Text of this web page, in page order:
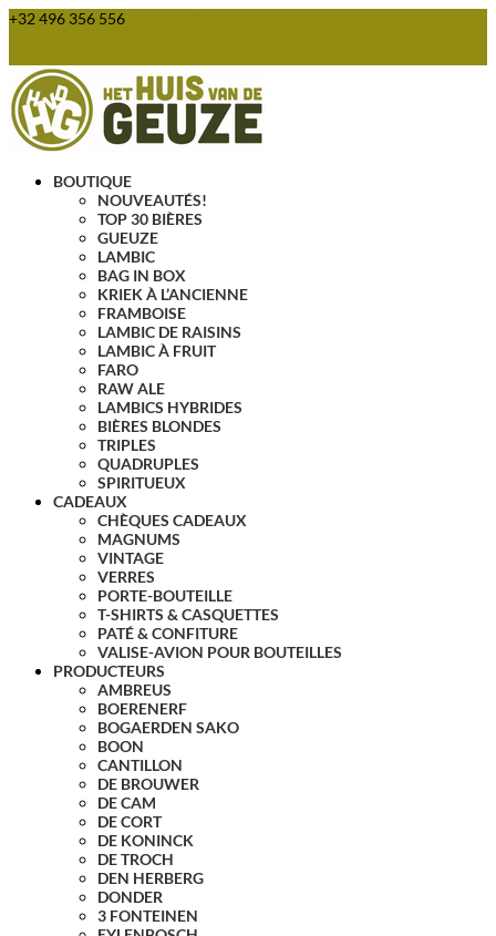
+32 496 356 556
BOUTIQUE
NOUVEAUTÉS!
TOP 30 BIÈRES
GUEUZE
LAMBIC
BAG IN BOX
KRIEK À L’ANCIENNE
FRAMBOISE
LAMBIC DE RAISINS
LAMBIC À FRUIT
FARO
RAW ALE
LAMBICS HYBRIDES
BIÈRES BLONDES
TRIPLES
QUADRUPLES
SPIRITUEUX
CADEAUX
CHÈQUES CADEAUX
MAGNUMS
VINTAGE
VERRES
PORTE-BOUTEILLE
T-SHIRTS & CASQUETTES
PATÉ & CONFITURE
VALISE-AVION POUR BOUTEILLES
PRODUCTEURS
AMBREUS
BOERENERF
BOGAERDEN SAKO
BOON
CANTILLON
DE BROUWER
DE CAM
DE CORT
DE KONINCK
DE TROCH
DEN HERBERG
DONDER
3 FONTEINEN